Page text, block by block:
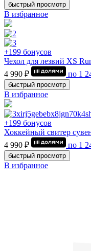
быстрый просмотр
В избранное
+199 бонусов
Чехол для лезвий XS
4 990 ₽
по 1
быстрый просмотр
В избранное
+199 бонусов
Хоккейный свитер
4 990 ₽
по 1
быстрый просмотр
В избранное